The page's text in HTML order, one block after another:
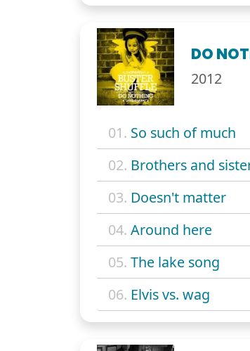
DO
2012
01. So such of much
02. Brothers and
03. Doesn't matter
04. Around here
05. The lake song
06. Elvis vs. wag